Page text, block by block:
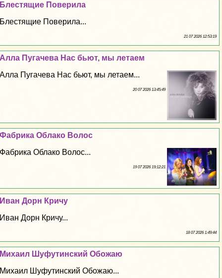
Блестящие Поверила
Блестящие Поверила...
21 07 2026 12:53:19
Алла Пугачева Нас бьют, мы летаем
Алла Пугачева Нас бьют, мы летаем...
20 07 2026 13:45:49
Фабрика Облако Волос
Фабрика Облако Волос...
19 07 2026 19:12:21
Иван Дорн Кричу
Иван Дорн Кричу...
18 07 2026 1:49:44
Михаил Шуфутинский Обожаю
Михаил Шуфутинский Обожаю...